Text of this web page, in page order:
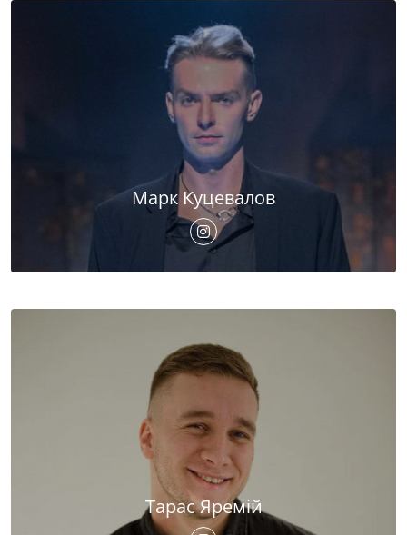
Марк Куцевалов
Тарас Яремій